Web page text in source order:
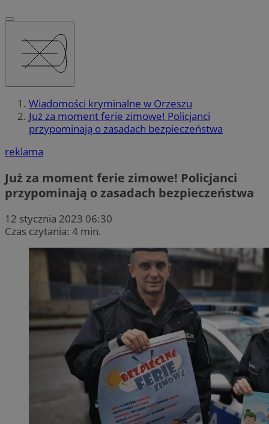
Wiadomości kryminalne w Orzeszu
Już za moment ferie zimowe! Policjanci
przypominają o zasadach bezpieczeństwa
reklama
Już za moment ferie zimowe! Policjanci
przypominają o zasadach bezpieczeństwa
12 stycznia 2023 06:30
Czas czytania: 4 min.